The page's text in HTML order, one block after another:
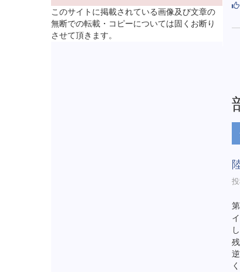
このサイトに掲載されている画像及び文章の
無断での転載・コピーについては固くお断り
させて頂きます。